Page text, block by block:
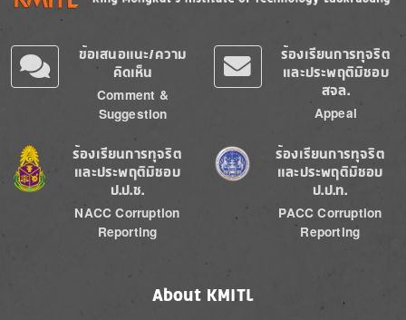
ข้อเสนอแนะ/ความ
คิดเห็น
Comment &
Suggestion
ร้องเรียนการทุจริต
และประพฤติมิชอบ
สจล.
Appeal
Image
ร้องเรียนการทุจริต
และประพฤติมิชอบ
ป.ป.ช.
NACC Corruption
Reporting
Image
ร้องเรียนการทุจริต
และประพฤติมิชอบ
ป.ป.ท.
PACC Corruption
Reporting
About KMITL